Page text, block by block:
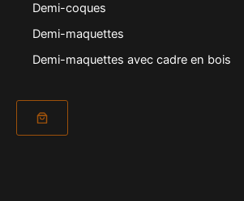
Demi-coques
Demi-maquettes
Demi-maquettes avec cadre en bois